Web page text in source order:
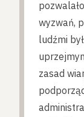
wyzwań,
ludźmi
zasad